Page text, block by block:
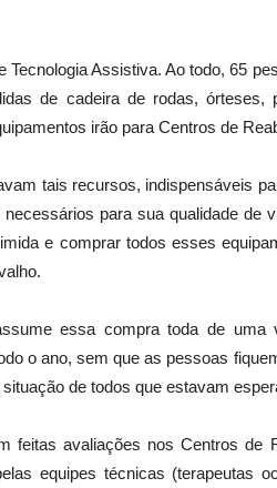
Tecnologia Assistiva. Ao todo, 65
de cadeira de rodas, órteses,
irão para Centros de
tais recursos, indispensáveis
para sua qualidade de
e comprar todos esses
essa compra toda de uma
o ano, sem que as pessoas
de todos que estavam
feitas avaliações nos Centros de
equipes técnicas (terapeutas